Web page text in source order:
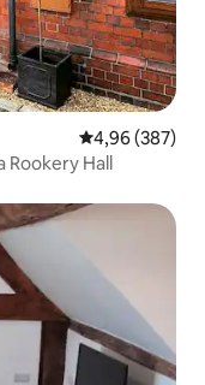
4,96 av 5 i
4,96 (387)
Rookery Hall